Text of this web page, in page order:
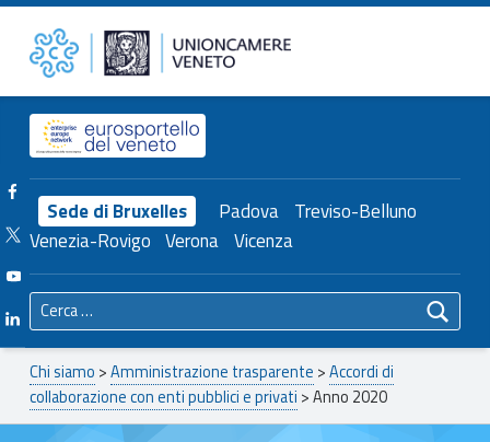
Anno 2020 – Unioncamere del Veneto Unioncamere del Veneto
Header info sidebar
Sede di Bruxelles Padova Treviso-Belluno
Venezia-Rovigo Verona Vicenza
Facebook Unioncamere Veneto
Twitter Unioncamere Veneto
Youtube Unioncamere Veneto
Linkedin Unioncamere Veneto
Ricerca per:
Breadcrumbs navigation
Chi siamo >Amministrazione trasparente >Accordi di
collaborazione con enti pubblici e privati >Anno 2020